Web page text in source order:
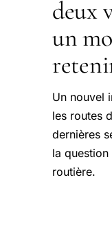
deux
un
Un nouvel
les routes
dernières
la
routière.